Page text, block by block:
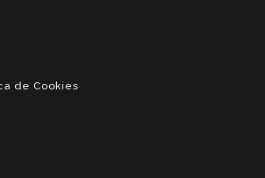
de Cookies